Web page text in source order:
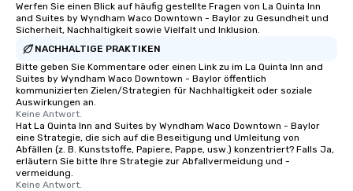
Werfen Sie einen Blick auf häufig gestellte Fragen von La Quinta Inn
and Suites by Wyndham Waco Downtown - Baylor zu Gesundheit und
Sicherheit, Nachhaltigkeit sowie Vielfalt und Inklusion.
NACHHALTIGE PRAKTIKEN
Bitte geben Sie Kommentare oder einen Link zu im La Quinta Inn and
Suites by Wyndham Waco Downtown - Baylor öffentlich
kommunizierten Zielen/Strategien für Nachhaltigkeit oder soziale
Auswirkungen an.
Keine Antwort.
Hat La Quinta Inn and Suites by Wyndham Waco Downtown - Baylor
eine Strategie, die sich auf die Beseitigung und Umleitung von
Abfällen (z. B. Kunststoffe, Papiere, Pappe, usw.) konzentriert? Falls Ja,
erläutern Sie bitte Ihre Strategie zur Abfallvermeidung und -
vermeidung.
Keine Antwort.